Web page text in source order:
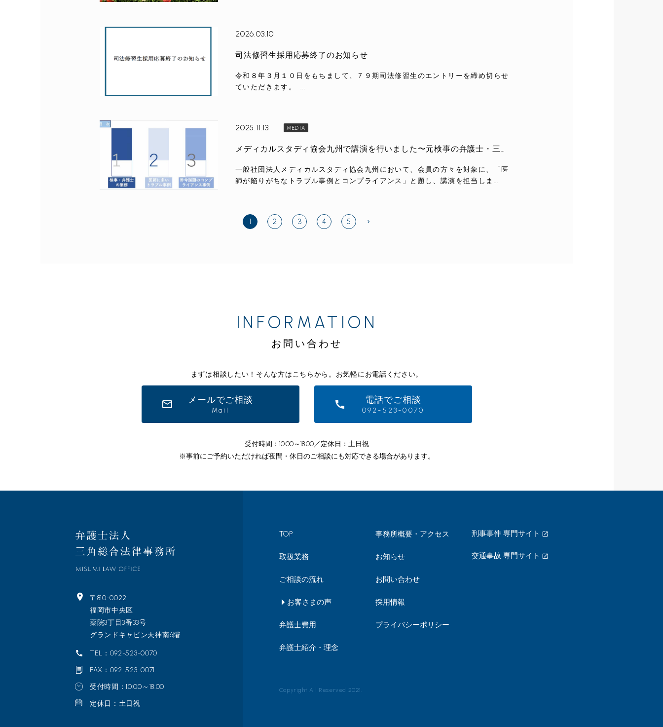
2026.03.10
司法修習生採用応募終了のお知らせ
令和８年３月１０日をもちまして、７９期司法修習生のエントリーを締め切らせ
ていただきます。 ...
2025.11.13 MEDIA
メディカルスタディ協会九州で講演を行いました〜元検事の弁護士・三角総合法律事務所〜
一般社団法人メディカルスタディ協会九州において、会員の方々を対象に、「医
師が陥りがちなトラブル事例とコンプライアンス」と題し、講演を担当しま...
1 2 3 4 5
INFORMATION
お問い合わせ
まずは相談したい！そんな方はこちらから。 お気軽にお電話ください。
メールでご相談
Mail
電話でご相談
092-523-0070
受付時間：10:00～18:00／定休日：土日祝
※事前にご予約いただければ夜間・休日のご相談にも対応できる場合があります。
〒810-0022
福岡市中央区
薬院3丁目3番33号
グランドキャビン天神南6階
TEL：092-523-0070
FAX：092-523-0071
受付時間：10:00～18:00
定休日：土日祝
TOP
取扱業務
ご相談の流れ
お客さまの声
弁護士費用
弁護士紹介・理念
事務所概要・アクセス
お知らせ
お問い合わせ
採用情報
プライバシーポリシー
刑事事件 専門サイト
交通事故 専門サイト
Copyright All Reserved 2021.